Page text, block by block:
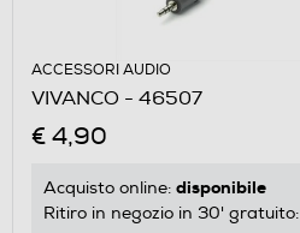
ACCESSORI AUDIO
VIVANCO - 46507
€ 4,90
Acquisto online: disponibile
Ritiro in negozio in 30' gratuito: